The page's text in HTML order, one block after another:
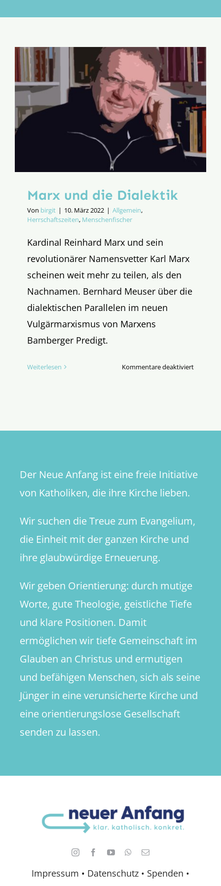
Aktion
Marx und die Dialektik
Von birgit | 10. März 2022 | Allgemein,
Herrschaftszeiten, Menschenfischer
Kardinal Reinhard Marx und sein
revolutionärer Namensvetter Karl Marx
scheinen weit mehr zu teilen, als den
Nachnamen. Bernhard Meuser über die
dialektischen Parallelen im neuen
Vulgärmarxismus von Marxens
Bamberger Predigt.
Weiterlesen Kommentare deaktiviertfür
Impressum • Datenschutz • Spenden •
Der Neue Anfang ist eine freie Initiative
von Katholiken, die ihre Kirche lieben.
Wir suchen die Treue zum Evangelium,
die Einheit mit der ganzen Kirche und
ihre glaubwürdige Erneuerung.
Wir geben Orientierung: durch mutige
Worte, gute Theologie, geistliche Tiefe
und klare Positionen. Damit
ermöglichen wir tiefe Gemeinschaft im
Glauben an Christus und ermutigen
und befähigen Menschen, sich als seine
Jünger in eine verunsicherte Kirche und
eine orientierungslose Gesellschaft
senden zu lassen.